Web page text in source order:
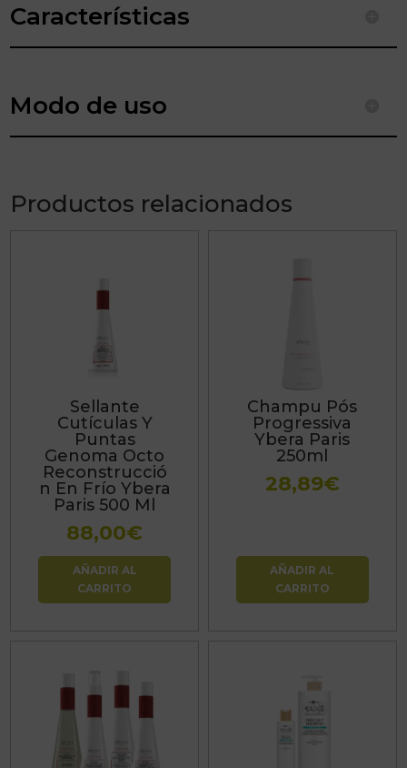
Características
Modo de uso
Productos relacionados
Sellante
Cutículas Y
Puntas
Genoma Octo
Reconstrucció
n En Frío Ybera
Paris 500 Ml
88,00€
AÑADIR AL
CARRITO
Champu Pós
Progressiva
Ybera Paris
250ml
28,89€
AÑADIR AL
CARRITO